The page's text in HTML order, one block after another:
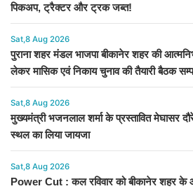
पिकअप, ट्रैक्टर और ट्रक जब्त!
Sat,8 Aug 2026
पुराना शहर मंडल भाजपा बीकानेर शहर की
लेकर मासिक एवं निकाय चुनाव की तैयारी बैठक
Sat,8 Aug 2026
मुख्यमंत्री भजनलाल शर्मा के प्रस्तावित मेघासर
स्थल का लिया जायजा
Sat,8 Aug 2026
Power Cut : कल रविवार को बीकानेर शहर के